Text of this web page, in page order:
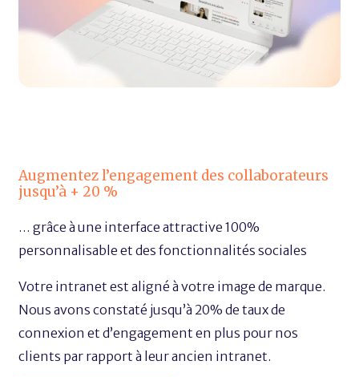
Augmentez l’engagement des collaborateurs
jusqu’à + 20 %
… grâce à une interface attractive 100%
personnalisable et des fonctionnalités sociales
Votre intranet est aligné à votre image de marque.
Nous avons constaté jusqu’à 20% de taux de
connexion et d’engagement en plus pour nos
clients par rapport à leur ancien intranet.